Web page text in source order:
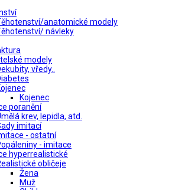
anatomické modely
návleky
modely
vředy..
Kojenec
poranění
krev, lepidla, atd.
imitací
- ostatní
- imitace
hyperrealistické
obličeje
Žena
Muž